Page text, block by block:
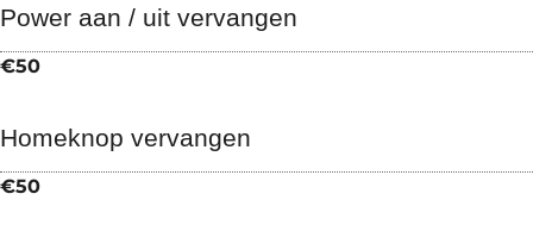
Power aan / uit vervangen
€50
Homeknop vervangen
€50